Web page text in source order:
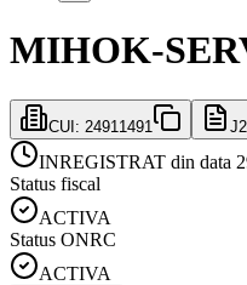
MIHOK-
CUI: 24911491
INREGISTRAT din data
Status fiscal
ACTIVA
Status ONRC
ACTIVA